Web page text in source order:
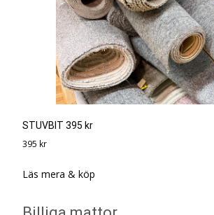
STUVBIT 395 kr
395 kr
Läs mera & köp